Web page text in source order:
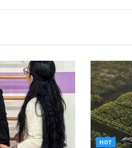
HOT